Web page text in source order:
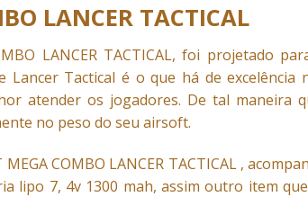
LANCER TACTICAL
LANCER TACTICAL, foi projetado
Lancer Tactical é o que há de excelência
atender os jogadores. De tal maneira
no peso do seu airsoft.
MEGA COMBO LANCER TACTICAL ,
lipo 7, 4v 1300 mah, assim outro item